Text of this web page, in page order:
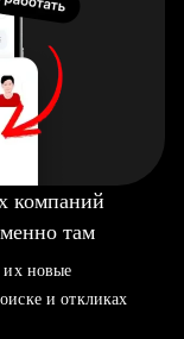
компаний
там
их новые
и откликах